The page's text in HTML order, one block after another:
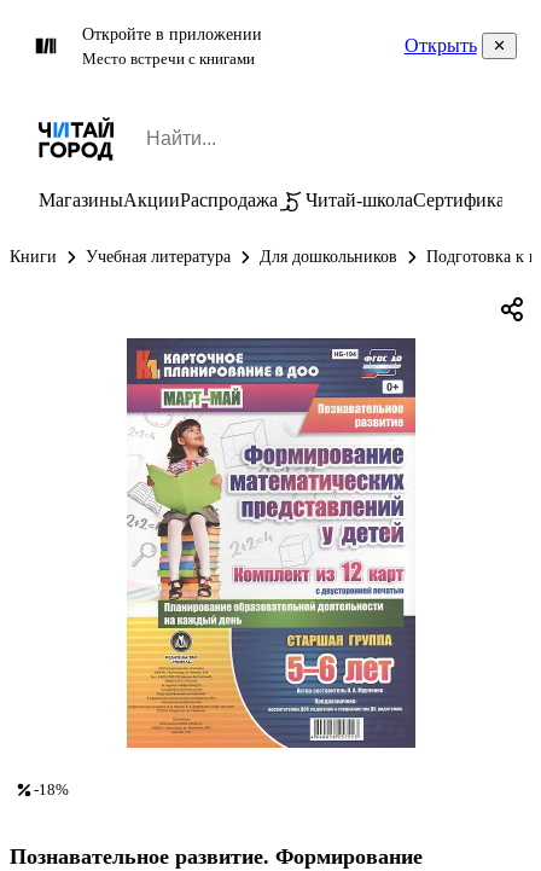
Откройте в приложении
Место встречи с книгами
Открыть
МагазиныАкцииРаспродажа Читай-школаСертификаты
Книги Учебная литература Для дошкольников Подготовка к
-18%
Познавательное развитие. Формирование